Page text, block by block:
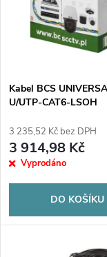
p
r
o
u
s
p
r
o
d
Kabel BCS
U/UTP-CAT6-LSOH
3 235,52 Kč bez DPH
3 914,98 Kč
Vyprodáno
DO KOŠÍKU